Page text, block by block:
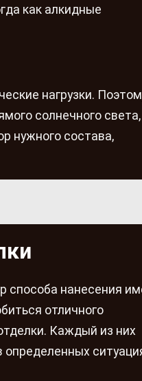
как алкидные
нагрузки.
солнечного света,
нужного состава,
способа нанесения
отличного
Каждый из них